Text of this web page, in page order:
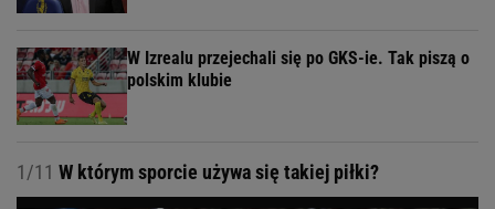
W Izrealu przejechali się po GKS-ie. Tak piszą o
polskim klubie
1/11 W którym sporcie używa się takiej piłki?